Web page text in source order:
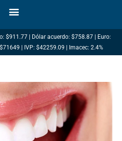
$911.77 | Dólar acuerdo: $758.87 | Euro:
| IVP: $42259.09 | Imacec: 2.4%